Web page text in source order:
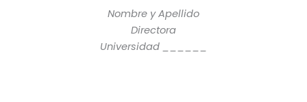
Nombre y Apellido
Directora
Universidad ______